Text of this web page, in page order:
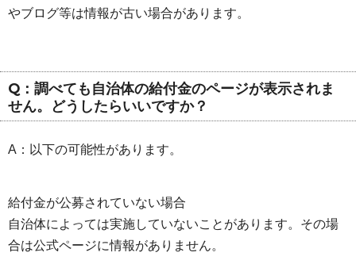
やブログ等は情報が古い場合があります。
Q：調べても自治体の給付金のページが表示されま
せん。どうしたらいいですか？
A：以下の可能性があります。
給付金が公募されていない場合
自治体によっては実施していないことがあります。その場
合は公式ページに情報がありません。